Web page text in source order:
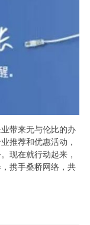
带来无与伦比的办
推荐和优惠活动，
现在就行动起来，
携手桑桥网络，共